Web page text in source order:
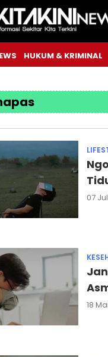
HUKUM & KRIMINAL
07
18